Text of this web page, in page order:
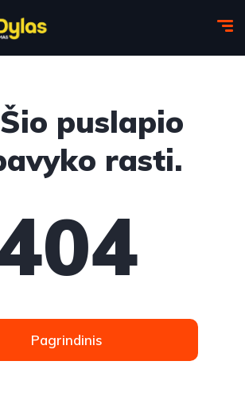
puslapio
rasti.
Pagrindinis